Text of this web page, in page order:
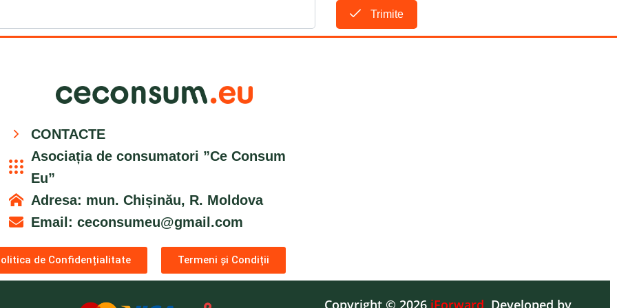
Trimite
CONTACTE
Asociația de consumatori ”Ce Consum
Eu”
Adresa: mun. Chișinău, R. Moldova
Email: ceconsumeu@gmail.com
de Confidențialitate Termeni și Condiții
Copyright © 2026 iForward Developed by